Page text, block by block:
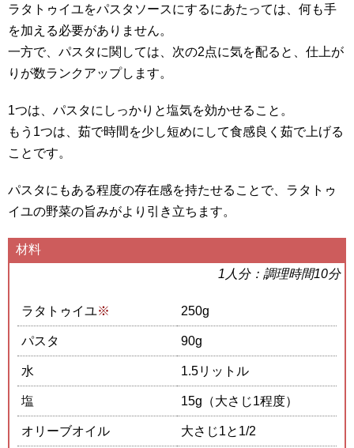
ラタトゥイユをパスタソースにするにあたっては、何も手
を加える必要がありません。
一方で、パスタに関しては、次の2点に気を配ると、仕上が
りが数ランクアップします。
1つは、パスタにしっかりと塩気を効かせること。
もう1つは、茹で時間を少し短めにして食感良く茹で上げる
ことです。
パスタにもある程度の存在感を持たせることで、ラタトゥ
イユの野菜の旨みがより引き立ちます。
材料
1人分：調理時間10分
ラタトゥイユ※ 250g
パスタ 90g
水 1.5リットル
塩 15g（大さじ1程度）
オリーブオイル 大さじ1と1/2